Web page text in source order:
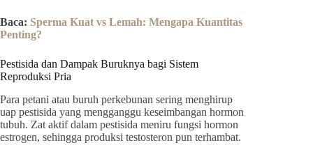
Baca: Sperma Kuat vs Lemah: Mengapa Kuantitas
Penting?
Pestisida dan Dampak Buruknya bagi Sistem
Reproduksi Pria
Para petani atau buruh perkebunan sering menghirup
uap pestisida yang mengganggu keseimbangan hormon
tubuh. Zat aktif dalam pestisida meniru fungsi hormon
estrogen, sehingga produksi testosteron pun terhambat.